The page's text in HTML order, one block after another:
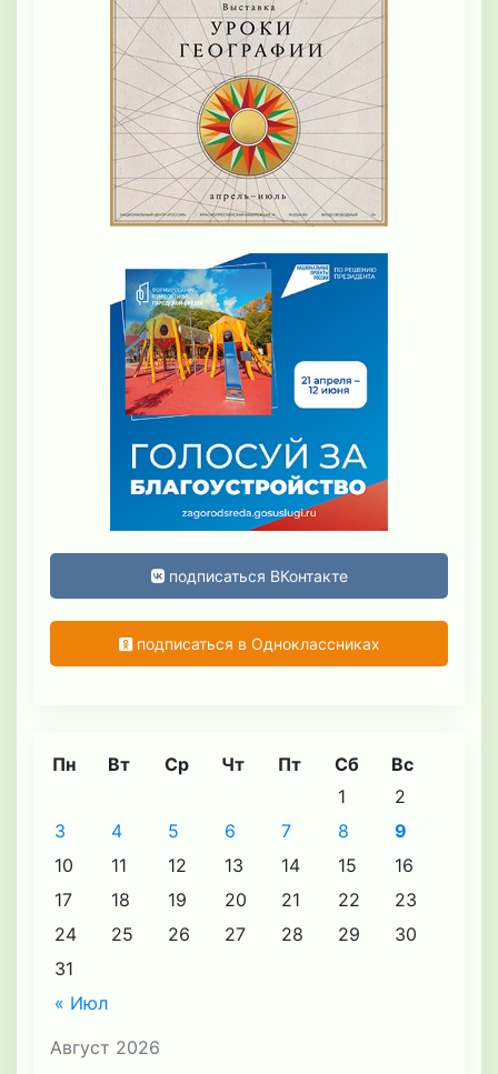
подписаться ВКонтакте
подписаться в Одноклассниках
Август 2026
Пн Вт Ср Чт Пт Сб Вс
« Июл
1
2
3
4 5 6 7 8
9
10
11 12 13 14 15
16
17
18 19 20 21 22
23
24
25 26 27 28 29
30
31